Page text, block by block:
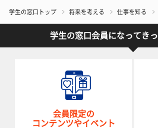
学生の窓口トップ 将来を考える 仕事を知る
学生の窓口会員になってき
会員限定の
コンテンツやイベント